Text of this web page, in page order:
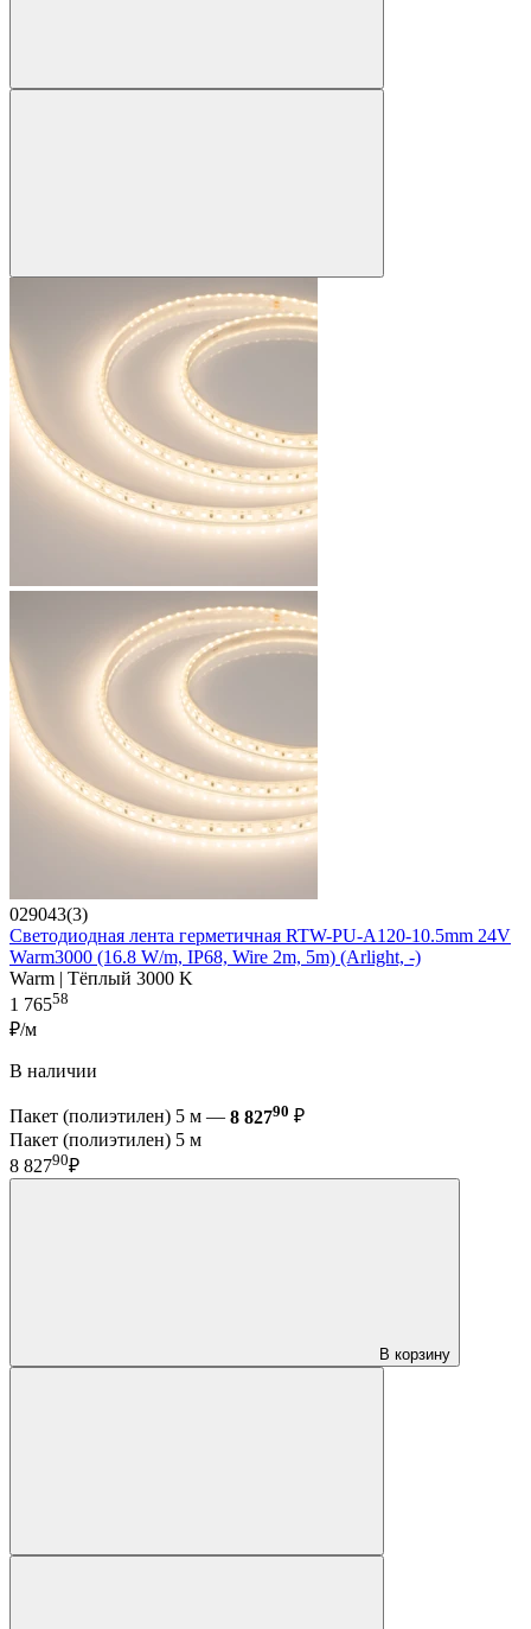
029043(3)
Светодиодная лента герметичная RTW-PU-A120-10.5mm 24V
Warm3000 (16.8 W/m, IP68, Wire 2m, 5m) (Arlight, -)
Warm | Тёплый 3000 K
1 76558
₽/м
В наличии
Пакет (полиэтилен) 5 м — 8 82790 ₽
Пакет (полиэтилен) 5 м
8 82790₽
В корзину